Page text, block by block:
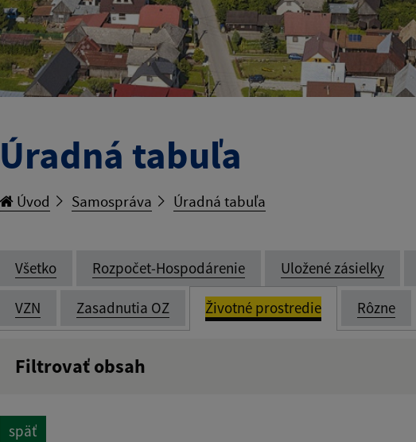
Úradná tabuľa
Úvod Samospráva Úradná tabuľa
Všetko Rozpočet-Hospodárenie Uložené zásielky
VZN Zasadnutia OZ Životné prostredie Rôzne
Filtrovať obsah
späť